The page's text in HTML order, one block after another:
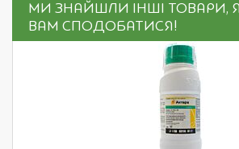
МИ ЗНАЙШЛИ ІНШІ ТОВАРИ,
ВАМ СПОДОБАТИСЯ!